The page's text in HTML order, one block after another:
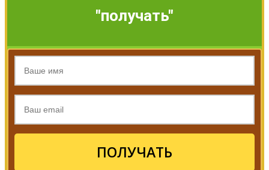
"получать"
ПОЛУЧАТЬ